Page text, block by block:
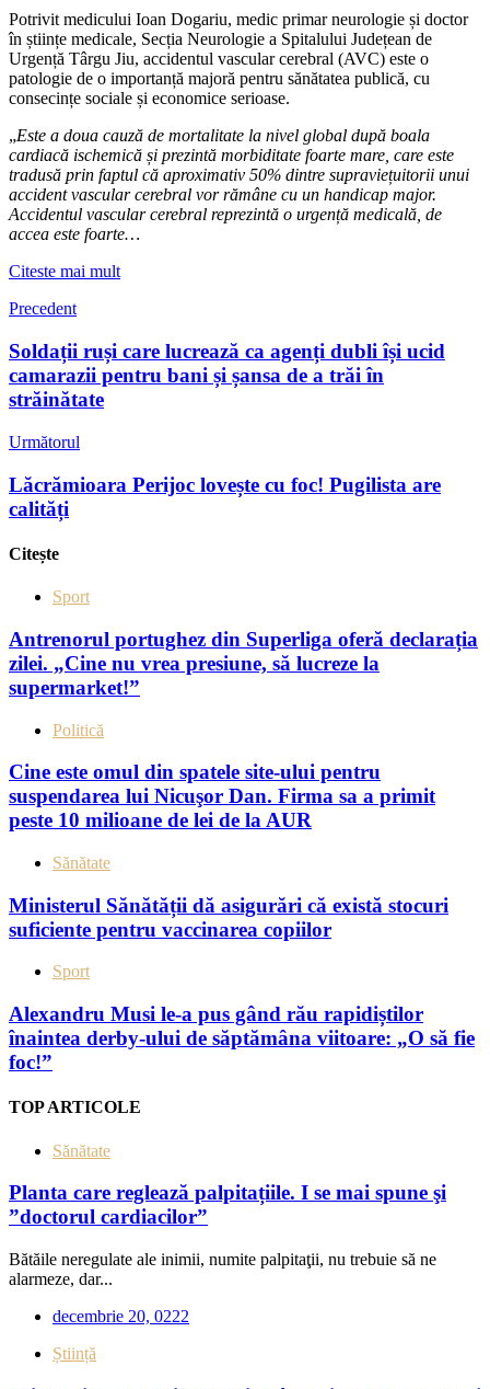
Potrivit medicului Ioan Dogariu, medic primar neurologie și doctor
în științe medicale, Secția Neurologie a Spitalului Județean de
Urgență Târgu Jiu, accidentul vascular cerebral (AVC) este o
patologie de o importanță majoră pentru sănătatea publică, cu
consecințe sociale și economice serioase.
„Este a doua cauză de mortalitate la nivel global după boala
cardiacă ischemică și prezintă morbiditate foarte mare, care este
tradusă prin faptul că aproximativ 50% dintre supraviețuitorii unui
accident vascular cerebral vor rămâne cu un handicap major.
Accidentul vascular cerebral reprezintă o urgență medicală, de
accea este foarte…
Citeste mai mult
Precedent
Soldații ruși care lucrează ca agenți dubli își ucid
camarazii pentru bani și șansa de a trăi în
străinătate
Următorul
Lăcrămioara Perijoc lovește cu foc! Pugilista are
calități
Citește
Sport
Antrenorul portughez din Superliga oferă declarația
zilei. „Cine nu vrea presiune, să lucreze la
supermarket!”
Politică
Cine este omul din spatele site-ului pentru
suspendarea lui Nicuşor Dan. Firma sa a primit
peste 10 milioane de lei de la AUR
Sănătate
Ministerul Sănătății dă asigurări că există stocuri
suficiente pentru vaccinarea copiilor
Sport
Alexandru Musi le-a pus gând rău rapidiștilor
înaintea derby-ului de săptămâna viitoare: „O să fie
foc!”
TOP ARTICOLE
Sănătate
Planta care reglează palpitațiile. I se mai spune şi
”doctorul cardiacilor”
Bătăile neregulate ale inimii, numite palpitaţii, nu trebuie să ne
alarmeze, dar...
decembrie 20, 0222
Știință